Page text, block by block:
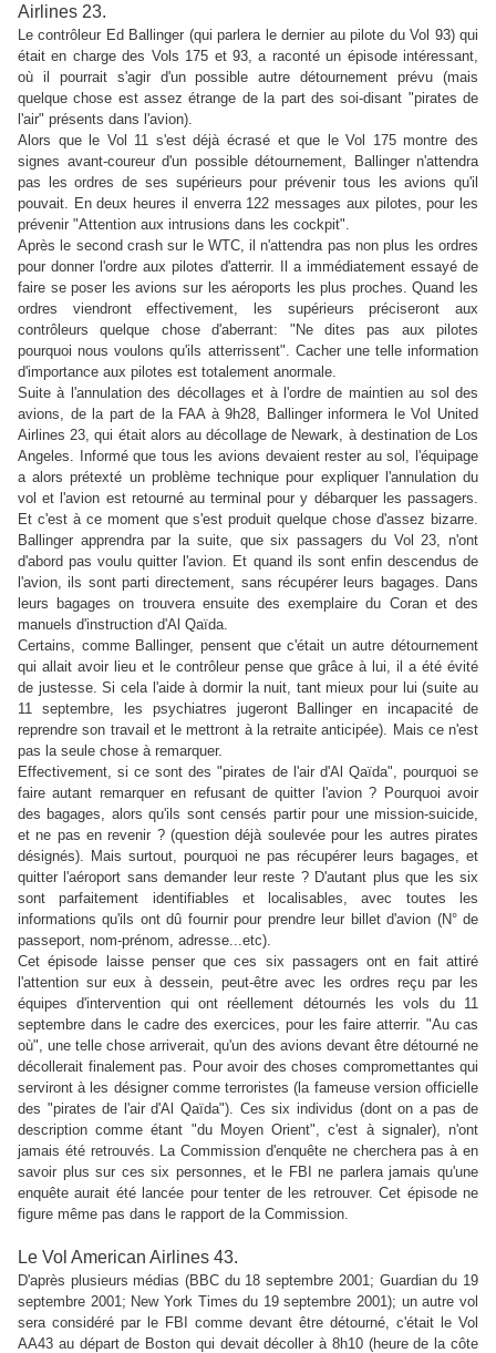
Airlines 23.
Le contrôleur Ed Ballinger (qui parlera le dernier au pilote du Vol 93) qui
était en charge des Vols 175 et 93, a raconté un épisode intéressant,
où il pourrait s'agir d'un possible autre détournement prévu (mais
quelque chose est assez étrange de la part des soi-disant "pirates de
l'air" présents dans l'avion).
Alors que le Vol 11 s'est déjà écrasé et que le Vol 175 montre des
signes avant-coureur d'un possible détournement, Ballinger n'attendra
pas les ordres de ses supérieurs pour prévenir tous les avions qu'il
pouvait. En deux heures il enverra 122 messages aux pilotes, pour les
prévenir "Attention aux intrusions dans les cockpit".
Après le second crash sur le WTC, il n'attendra pas non plus les ordres
pour donner l'ordre aux pilotes d'atterrir. Il a immédiatement essayé de
faire se poser les avions sur les aéroports les plus proches. Quand les
ordres viendront effectivement, les supérieurs préciseront aux
contrôleurs quelque chose d'aberrant: "Ne dites pas aux pilotes
pourquoi nous voulons qu'ils atterrissent". Cacher une telle information
d'importance aux pilotes est totalement anormale.
Suite à l'annulation des décollages et à l'ordre de maintien au sol des
avions, de la part de la FAA à 9h28, Ballinger informera le Vol United
Airlines 23, qui était alors au décollage de Newark, à destination de Los
Angeles. Informé que tous les avions devaient rester au sol, l'équipage
a alors prétexté un problème technique pour expliquer l'annulation du
vol et l'avion est retourné au terminal pour y débarquer les passagers.
Et c'est à ce moment que s'est produit quelque chose d'assez bizarre.
Ballinger apprendra par la suite, que six passagers du Vol 23, n'ont
d'abord pas voulu quitter l'avion. Et quand ils sont enfin descendus de
l'avion, ils sont parti directement, sans récupérer leurs bagages. Dans
leurs bagages on trouvera ensuite des exemplaire du Coran et des
manuels d'instruction d'Al Qaïda.
Certains, comme Ballinger, pensent que c'était un autre détournement
qui allait avoir lieu et le contrôleur pense que grâce à lui, il a été évité
de justesse. Si cela l'aide à dormir la nuit, tant mieux pour lui (suite au
11 septembre, les psychiatres jugeront Ballinger en incapacité de
reprendre son travail et le mettront à la retraite anticipée). Mais ce n'est
pas la seule chose à remarquer.
Effectivement, si ce sont des "pirates de l'air d'Al Qaïda", pourquoi se
faire autant remarquer en refusant de quitter l'avion ? Pourquoi avoir
des bagages, alors qu'ils sont censés partir pour une mission-suicide,
et ne pas en revenir ? (question déjà soulevée pour les autres pirates
désignés). Mais surtout, pourquoi ne pas récupérer leurs bagages, et
quitter l'aéroport sans demander leur reste ? D'autant plus que les six
sont parfaitement identifiables et localisables, avec toutes les
informations qu'ils ont dû fournir pour prendre leur billet d'avion (N° de
passeport, nom-prénom, adresse...etc).
Cet épisode laisse penser que ces six passagers ont en fait attiré
l'attention sur eux à dessein, peut-être avec les ordres reçu par les
équipes d'intervention qui ont réellement détournés les vols du 11
septembre dans le cadre des exercices, pour les faire atterrir. "Au cas
où", une telle chose arriverait, qu'un des avions devant être détourné ne
décollerait finalement pas. Pour avoir des choses compromettantes qui
serviront à les désigner comme terroristes (la fameuse version officielle
des "pirates de l'air d'Al Qaïda"). Ces six individus (dont on a pas de
description comme étant "du Moyen Orient", c'est à signaler), n'ont
jamais été retrouvés. La Commission d'enquête ne cherchera pas à en
savoir plus sur ces six personnes, et le FBI ne parlera jamais qu'une
enquête aurait été lancée pour tenter de les retrouver. Cet épisode ne
figure même pas dans le rapport de la Commission.
Le Vol American Airlines 43.
D'après plusieurs médias (BBC du 18 septembre 2001; Guardian du 19
septembre 2001; New York Times du 19 septembre 2001); un autre vol
sera considéré par le FBI comme devant être détourné, c'était le Vol
AA43 au départ de Boston qui devait décoller à 8h10 (heure de la côte